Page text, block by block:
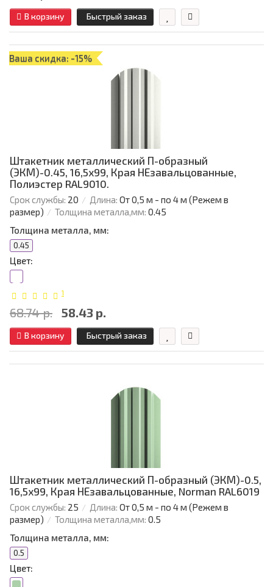
В корзину Быстрый заказ
Ваша скидка: -15%
Штакетник металлический П-образный
(ЭКМ)-0.45, 16,5х99, Края НЕзавальцованные,
Полиэстер RAL9010.
Срок службы: 20 Длина: От 0,5 м - по 4 м (Режем в
размер)
Толщина металла,мм: 0.45
Толщина металла, мм:
0.45
Цвет:
1
68.74 р. 58.43 р.
В корзину Быстрый заказ
Штакетник металлический П-образный (ЭКМ)-0.5,
16,5х99, Края НЕзавальцованные, Norman RAL6019
Срок службы: 25 Длина: От 0,5 м - по 4 м (Режем в
размер)
Толщина металла,мм: 0.5
Толщина металла, мм:
0.5
Цвет: